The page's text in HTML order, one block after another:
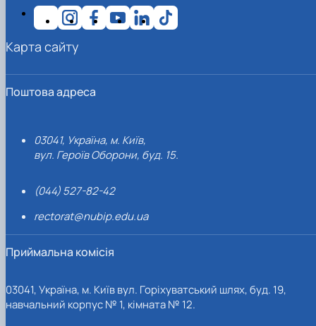
Поштова адреса
03041, Україна, м. Київ,
вул. Героїв Оборони, буд. 15.
(044) 527-82-42
rectorat@nubip.edu.ua
Приймальна комісія
03041, Україна, м. Київ вул. Горіхуватський шлях, буд. 19,
навчальний корпус № 1, кімната № 12.
Карта сайту